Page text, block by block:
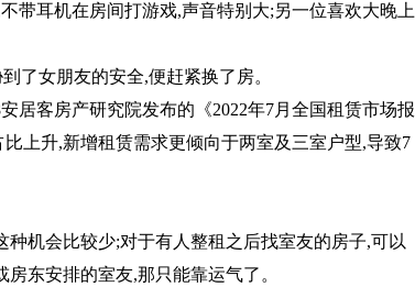
带耳机在房间打游戏,声音特别大;另一位喜欢大晚上
了女朋友的安全,便赶紧换了房。
居客房产研究院发布的《2022年7月全国租赁市场报
上升,新增租赁需求更倾向于两室及三室户型,导致7
机会比较少;对于有人整租之后找室友的房子,可以
东安排的室友,那只能靠运气了。